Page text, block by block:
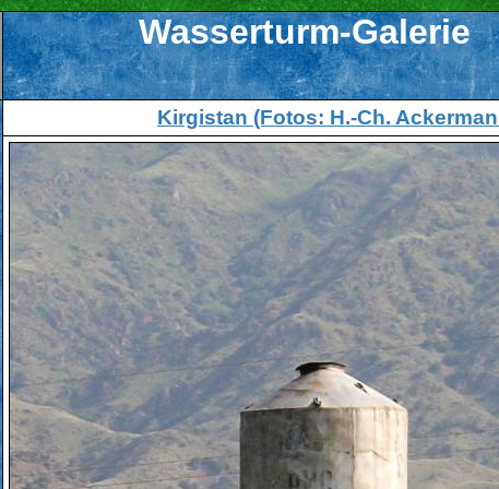
Wasserturm-Galerie
Kirgistan (Fotos: H.-Ch.